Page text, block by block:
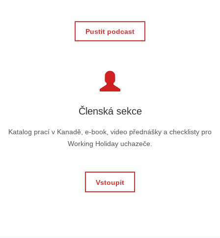
Pustit podcast
Členská sekce
Katalog prací v Kanadě, e-book, video přednášky a checklisty pro
Working Holiday uchazeče.
Vstoupit